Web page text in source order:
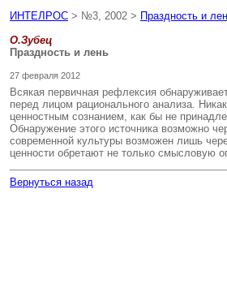
ИНТЕЛРОС > №3, 2002 > Праздность и
О.Зубец
Праздность и лень
27 февраля 2012
Всякая первичная рефлексия
перед лицом рационального анализа.
ценностным сознанием, как бы не
Обнаружение этого источника возможно
современной культуры возможен лишь
ценности обретают не только смысловую
Вернуться назад